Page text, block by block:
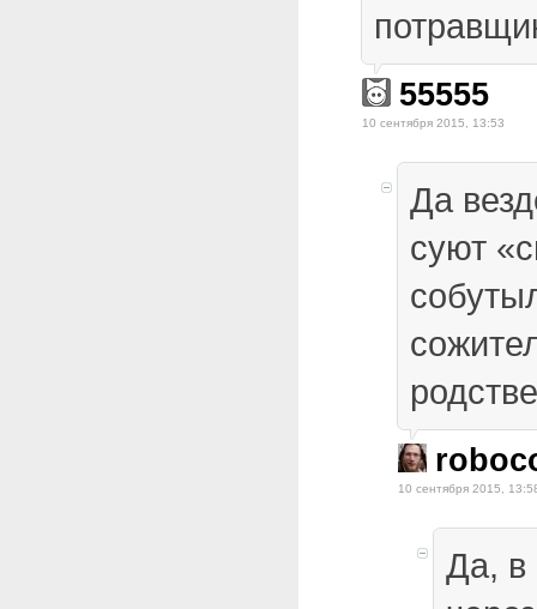
55555
10 сентября 2015, 13:53
Да
суют
10 сентября 2015,
Да, в